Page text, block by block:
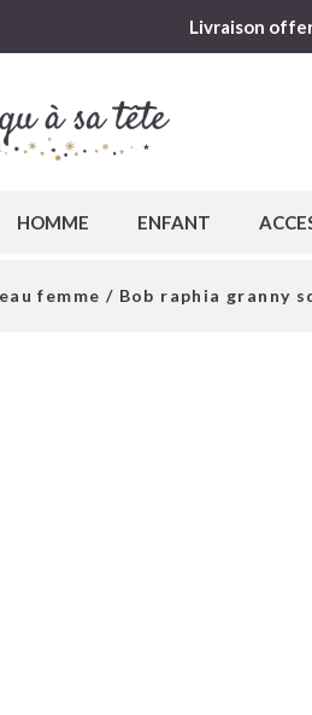
Livraison
HOMME ENFANT
femme / Bob raphia granny